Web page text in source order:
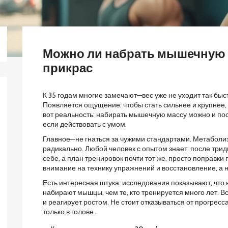
Можно ли набрать мышечную
прикрас
К 35 годам многие замечают—вес уже не уходит так
Появляется ощущение: чтобы стать сильнее и
вот реальность: набирать мышечную массу можно и
если действовать с умом.
Главное—не гнаться за чужими стандартами.
радикально. Любой человек с опытом знает: после
себе, а план тренировок почти тот же, просто
внимание на технику упражнений и восстановление, а
Есть интересная штука: исследования показывают,
набирают мышцы, чем те, кто тренируется много лет.
и реагирует ростом. Не стоит отказываться от
только в голове.